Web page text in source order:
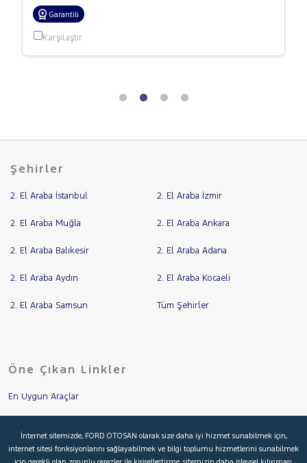
Garantili
Karşılaştır
Şehirler
2. El Araba İstanbul 2. El Araba İzmir
2. El Araba Muğla 2. El Araba Ankara
2. El Araba Balıkesir 2. El Araba Adana
2. El Araba Aydın 2. El Araba Kocaeli
2. El Araba Samsun Tüm Şehirler
Öne Çıkan Linkler
En Uygun Araçlar
İkinci El Garanti
İnternet sitemizde, FORD OTOSAN olarak size daha iyi hizmet sunabilmek için,
internet sitesi fonksiyonlarını sağlayabilmek ve bilgi toplumu hizmetlerini sunabilmek